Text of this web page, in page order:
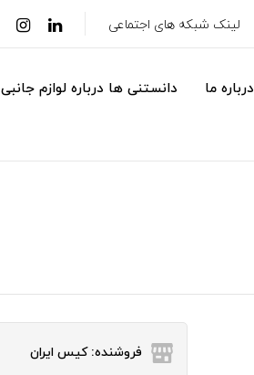
لینک شبکه های اجتماعی
درباره ما دانستنی ها درباره لوازم جانبی
فروشنده: کیس ایران